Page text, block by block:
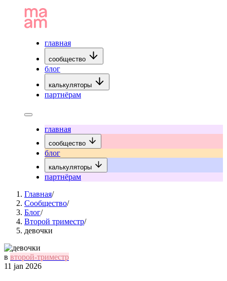
главная
сообщество
блог
калькуляторы
партнёрам
главная
сообщество
блог
калькуляторы
партнёрам
Главная/
Сообщество/
Блог/
Второй триместр/
девочки
в второй-триместр
11 jan 2026